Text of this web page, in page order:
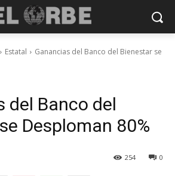
Estatal
Ganancias del Banco del Bienestar se
del Banco del
Desploman 80%
0
254